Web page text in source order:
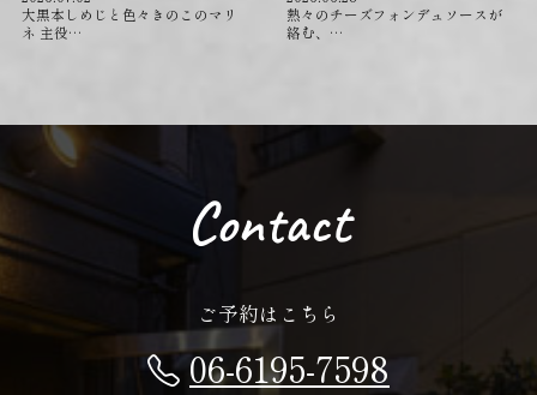
⁡大黒本しめじと色々きのこのマリ
ネ 主役…
⁡熱々のチーズフォンデュソースが
絡む、…
Contact
ご予約はこちら
06-6195-7598